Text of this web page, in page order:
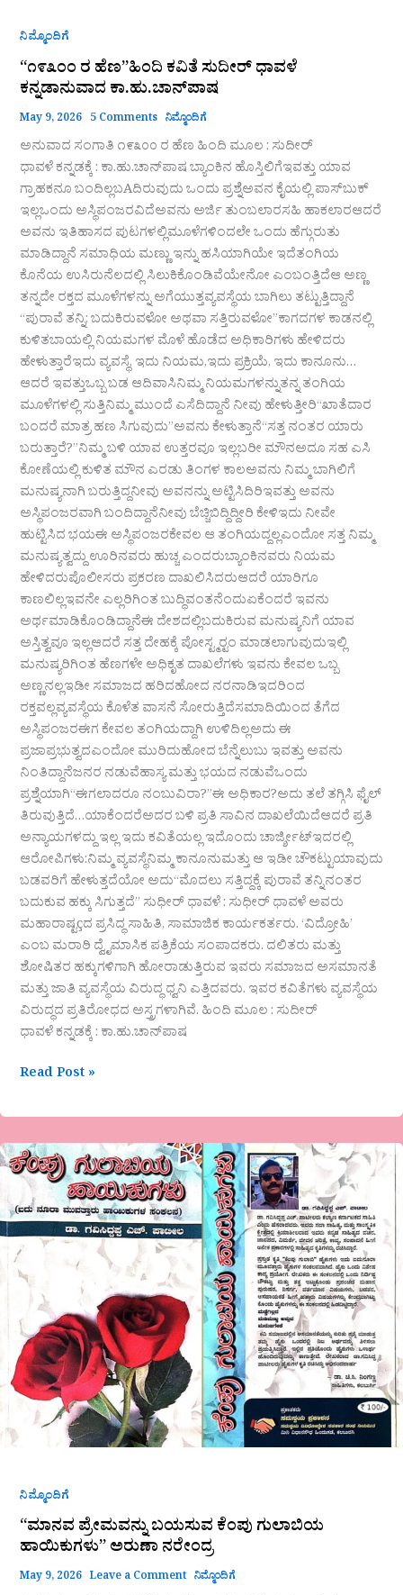
ನಿಮ್ಮೊಂದಿಗೆ
“೧೯೩೦೦ ರ ಹೆಣ”ಹಿಂದಿ ಕವಿತೆ ಸುದೀರ್‌ ಧಾವಳೆ
ಕನ್ನಡಾನುವಾದ ಕಾ.ಹು.ಚಾನ್‌ಪಾಷ
May 9, 2026 5 Comments ನಿಮ್ಮೊಂದಿಗೆ
ಅನುವಾದ ಸಂಗಾತಿ ೧೯೩೦೦ ರ ಹೆಣ ಹಿಂದಿ ಮೂಲ : ಸುದೀರ್
ಧಾವಳೆ ಕನ್ನಡಕ್ಕೆ : ಕಾ.ಹು.ಚಾನ್‌ಪಾಷ ಬ್ಯಾಂಕಿನ ಹೊಸ್ತಿಲಿಗೆಇವತ್ತು ಯಾವ
ಗ್ರಾಹಕನೂ ಬಂದಿಲ್ಲಬAದಿರುವುದು ಒಂದು ಪ್ರಶ್ನೆಅವನ ಕೈಯಲ್ಲಿ ಪಾಸ್‌ಬುಕ್
ಇಲ್ಲಒಂದು ಅಸ್ಥಿಪಂಜರವಿದೆಅವನು ಅರ್ಜಿ ತುಂಬಲಾರಸಹಿ ಹಾಕಲಾರಆದರೆ
ಅವನು ಇತಿಹಾಸದ ಪುಟಗಳಲ್ಲಿಮೂಳೆಗಳಿಂದಲೇ ಒಂದು ಹೆಗ್ಗುರುತು
ಮಾಡಿದ್ದಾನೆ ಸಮಾಧಿಯ ಮಣ್ಣು ಇನ್ನು ಹಸಿಯಾಗಿಯೇ ಇದೆತಂಗಿಯ
ಕೊನೆಯ ಉಸಿರುನೆಲದಲ್ಲಿ ಸಿಲುಕಿಕೊಂಡಿವೆಯೇನೋ ಎಂಬಂತ್ತಿದೆಆ ಅಣ್ಣ
ತನ್ನದೇ ರಕ್ತದ ಮೂಳೆಗಳನ್ನು ಅಗೆಯುತ್ತವ್ಯವಸ್ಥೆಯ ಬಾಗಿಲು ತಟ್ಟುತ್ತಿದ್ದಾನೆ
“ಪುರಾವೆ ತನ್ನಿ; ಬದುಕಿರುವಳೋ ಅಥವಾ ಸತ್ತಿರುವಳೋ”ಕಾಗದಗಳ ಕಾಡನಲ್ಲಿ
ಕುಳಿತಬಾಯಲ್ಲಿ ನಿಯಮಗಳ ಮೊಳೆ ಹೊಡೆದ ಅಧಿಕಾರಿಗಳು ಹೇಳಿದರು
ಹೇಳುತ್ತಾರೆಇದು ವ್ಯವಸ್ಥೆ, ಇದು ನಿಯಮ,ಇದು ಪ್ರಕ್ರಿಯೆ, ಇದು ಕಾನೂನು…
ಆದರೆ ಇವತ್ತುಒಬ್ಬ ಬಡ ಆದಿವಾಸಿನಿಮ್ಮ ನಿಯಮಗಳನ್ನುತನ್ನ ತಂಗಿಯ
ಮೂಳೆಗಳಲ್ಲಿ ಸುತ್ತಿನಿಮ್ಮ ಮುಂದೆ ಎಸೆದಿದ್ದಾನೆ ನೀವು ಹೇಳುತ್ತೀರಿ“ಖಾತೆದಾರ
ಬಂದರೆ ಮಾತ್ರ ಹಣ ಸಿಗುವುದು”ಅವನು ಕೇಳುತ್ತಾನೆ“ಸತ್ತ ನಂತರ ಯಾರು
ಬರುತ್ತಾರೆ?”ನಿಮ್ಮ ಬಳಿ ಯಾವ ಉತ್ತರವೂ ಇಲ್ಲಬರೀ ಮೌನಅದೂ ಸಹ ಎಸಿ
ಕೋಣೆಯಲ್ಲಿ ಕುಳಿತ ಮೌನ ಎರಡು ತಿಂಗಳ ಕಾಲಅವನು ನಿಮ್ಮ ಬಾಗಿಲಿಗೆ
ಮನುಷ್ಯನಾಗಿ ಬರುತ್ತಿದ್ದನೀವು ಅವನನ್ನು ಅಟ್ಟಿಸಿದಿರಿಇವತ್ತು ಅವನು
ಅಸ್ಥಿಪಂಜರವಾಗಿ ಬಂದಿದ್ದಾನೆನೀವು ಬೆಚ್ಚಿಬಿದ್ದಿದ್ದೀರಿ ಕೇಳಿಇದು ನೀವೇ
ಹುಟ್ಟಿಸಿದ ಭಯಈ ಅಸ್ಥಿಪಂಜರಕೇವಲ ಆ ತಂಗಿಯದ್ದಲ್ಲಎಂದೋ ಸತ್ತ ನಿಮ್ಮ
ಮನುಷ್ಯತ್ವದ್ದು ಊರಿನವರು ಹುಚ್ಚ ಎಂದರುಬ್ಯಾಂಕಿನವರು ನಿಯಮ
ಹೇಳಿದರುಪೊಲೀಸರು ಪ್ರಕರಣ ದಾಖಲಿಸಿದರುಆದರೆ ಯಾರಿಗೂ
ಕಾಣಲಿಲ್ಲಇವನೇ ಎಲ್ಲರಿಗಿಂತ ಬುದ್ಧಿವಂತನೆಂದುಏಕೆಂದರೆ ಇವನು
ಅರ್ಥಮಾಡಿಕೊಂಡಿದ್ದಾನೆಈ ದೇಶದಲ್ಲಿಬದುಕಿರುವ ಮನುಷ್ಯನಿಗೆ ಯಾವ
ಅಸ್ತಿತ್ವವೂ ಇಲ್ಲಆದರೆ ಸತ್ತ ದೇಹಕ್ಕೆ ಪೋಸ್ಟ್ಮರ‍್ಟಂ ಮಾಡಲಾಗುವುದುಇಲ್ಲಿ
ಮನುಷ್ಯರಿಗಿಂತ ಹೆಣಗಳೇ ಅಧಿಕೃತ ದಾಖಲೆಗಳು ಇವನು ಕೇವಲ ಒಬ್ಬ
ಅಣ್ಣನಲ್ಲಇಡೀ ಸಮಾಜದ ಹರಿದಹೋದ ನರನಾಡಿಇದರಿಂದ
ರಕ್ತವಲ್ಲವ್ಯವಸ್ಥೆಯ ಕೊಳೆತ ವಾಸನೆ ಸೋರುತ್ತಿದೆಸಮಾದಿಯಿಂದ ತೆಗೆದ
ಅಸ್ಥಿಪಂಜರಈಗ ಕೇವಲ ತಂಗಿಯದ್ದಾಗಿ ಉಳಿದಿಲ್ಲಅದು ಈ
ಪ್ರಜಾಪ್ರಭುತ್ವದಎಂದೋ ಮುರಿದುಹೋದ ಬೆನ್ನೆಲುಬು ಇವತ್ತು ಅವನು
ನಿಂತಿದ್ದಾನೆಜನರ ನಡುವೆಹಾಸ್ಯ ಮತ್ತು ಭಯದ ನಡುವೆಒಂದು
ಪ್ರಶ್ನೆಯಾಗಿ“ಈಗಲಾದರೂ ನಂಬುವಿರಾ?”ಈ ಅಧಿಕಾರ?ಅದು ತಲೆ ತಗ್ಗಿಸಿ ಫೈಲ್
ತಿರುವುತ್ತಿದೆ…ಯಾಕೆಂದರೆಅದರ ಬಳಿ ಪ್ರತಿ ಸಾವಿನ ದಾಖಲೆಯಿದೆಆದರೆ ಪ್ರತಿ
ಅನ್ಯಾಯಗಳದ್ದು ಇಲ್ಲ ಇದು ಕವಿತೆಯಲ್ಲ ಇದೊಂದು ಚಾರ್ಜ್ಶೀಟ್ಇದರಲ್ಲಿ
ಆರೋಪಿಗಳು:ನಿಮ್ಮ ವ್ಯವಸ್ಥೆನಿಮ್ಮ ಕಾನೂನುಮತ್ತು ಆ ಇಡೀ ಚೌಕಟ್ಟುಯಾವುದು
ಬಡವರಿಗೆ ಹೇಳುತ್ತದೆಯೋ ಅದು“ಮೊದಲು ಸತ್ತಿದ್ದಕ್ಕೆ ಪುರಾವೆ ತನ್ನಿನಂತರ
ಬದುಕುವ ಹಕ್ಕು ಸಿಗುತ್ತದೆ” ಸುಧೀರ್ ಧಾವಳೆ : ಸುಧೀರ್ ಧಾವಳೆ ಅವರು
ಮಹಾರಾಷ್ಟçದ ಪ್ರಸಿದ್ಧ ಸಾಹಿತಿ, ಸಾಮಾಜಿಕ ಕಾರ್ಯಕರ್ತರು. ‘ವಿದ್ರೋಹಿ’
ಎಂಬ ಮರಾಠಿ ದ್ವೈಮಾಸಿಕ ಪತ್ರಿಕೆಯ ಸಂಪಾದಕರು. ದಲಿತರು ಮತ್ತು
ಶೋಷಿತರ ಹಕ್ಕುಗಳಿಗಾಗಿ ಹೋರಾಡುತ್ತಿರುವ ಇವರು ಸಮಾಜದ ಅಸಮಾನತೆ
ಮತ್ತು ಜಾತಿ ವ್ಯವಸ್ಥೆಯ ವಿರುದ್ಧ ಧ್ವನಿ ಎತ್ತಿದವರು. ಇವರ ಕವಿತೆಗಳು ವ್ಯವಸ್ಥೆಯ
ವಿರುದ್ಧದ ಪ್ರತಿರೋಧದ ಅಸ್ತ್ರಗಳಾಗಿವೆ. ಹಿಂದಿ ಮೂಲ : ಸುದೀರ್
ಧಾವಳೆ ಕನ್ನಡಕ್ಕೆ : ಕಾ.ಹು.ಚಾನ್‌ಪಾಷ
Read Post »
ನಿಮ್ಮೊಂದಿಗೆ
“ಮಾನವ ಪ್ರೇಮವನ್ನು ಬಯಸುವ ಕೆಂಪು ಗುಲಾಬಿಯ
ಹಾಯಿಕುಗಳು” ಅರುಣಾ ನರೇಂದ್ರ
May 9, 2026 Leave a Comment ನಿಮ್ಮೊಂದಿಗೆ
“ಮಾನವ
ಪ್ರೇಮವನ್ನು
ಬಯಸುವ
ಕೆಂಪು
ಗುಲಾಬಿಯ
ಹಾಯಿಕುಗಳು”
ಅರುಣಾ
ನರೇಂದ್ರ